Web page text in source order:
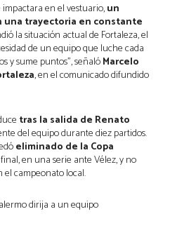
en el vestuario,un
trayectoria en constante
la situación actual de Fortaleza, el
de un equipo que luche cada
y sume puntos”, señalóMarcelo
, en el comunicado difundido
tras la salida de Renato
del equipo durante diez partidos.
eliminado de la Copa
en una serie ante Vélez, y no
campeonato local.
dirija a un equipo